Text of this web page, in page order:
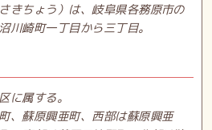
きちょう）は、岐阜県各務原市の
川崎町一丁目から三丁目。
に属する。
、蘇原興亜町、西部は蘇原興亜